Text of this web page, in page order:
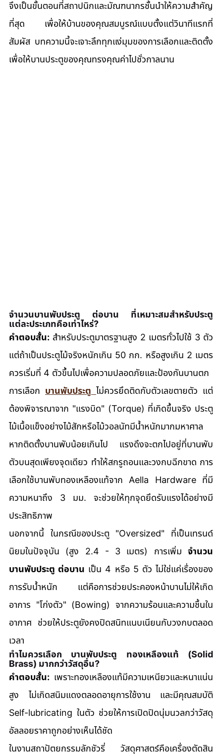
จึงเป็นขั้นตอนที่สถาปนิกและมัณฑนากรชั้นนำให้ความสำคัญ
ที่สุด เพื่อให้บ้านของคุณสมบูรณ์แบบตั้งแต่วินาทีแรกที่
สัมผัส บทความนี้จะเจาะลึกทุกแง่มุมของการเลือกและติดตั้ง
เพื่อให้บานประตูของคุณทรงคุณค่าไปชั่วกาลนาน
จำนวนบานพับประตู ต่อบาน ที่เหมาะสมสำหรับประตู
แต่ละประเภทคือเท่าไหร่?
คำตอบสั้น: สำหรับประตูมาตรฐานสูง 2 เมตรทั่วไปใช้ 3 ตัว
แต่ถ้าเป็นประตูไม้จริงหนักเกิน 50 กก. หรือสูงเกิน 2 เมตร
ควรเริ่มที่ 4 ตัวขึ้นไปเพื่อความปลอดภัยและป้องกันบานตก
การเลือก บานพับประตู ไม่ควรยึดติดกับตัวเลขตายตัว แต่
ต้องพิจารณาจาก "แรงบิด" (Torque) ที่เกิดขึ้นจริง ประตู
ไม้เนื้อแข็งอย่างไม้สักหรือไม้วอลนัทมีน้ำหนักมากมหาศาล
หากติดตั้งบานพับน้อยเกินไป แรงดึงจะตกไปอยู่ที่บานพับ
ตัวบนสุดเพียงจุดเดียว ทำให้สกรูถอนและวงกบฉีกขาด การ
เลือกใช้บานพับทองเหลืองแท้จาก Aella Hardware ที่มี
ความหนาถึง 3 มม. จะช่วยให้ทุกจุดยึดรับแรงได้อย่างมี
ประสิทธิภาพ
นอกจากนี้ ในกรณีของประตู "Oversized" ที่เป็นเทรนด์
นิยมในปัจจุบัน (สูง 2.4 - 3 เมตร) การเพิ่ม จำนวน
บานพับประตู ต่อบาน เป็น 4 หรือ 5 ตัว ไม่ใช่แค่เรื่องของ
การรับน้ำหนัก แต่คือการช่วยประคองหน้าบานไม่ให้เกิด
อาการ "โก่งตัว" (Bowing) จากความร้อนและความชื้นใน
อากาศ ช่วยให้ประตูยังคงปิดสนิทแนบเนียนกับวงกบตลอด
เวลา
ทำไมควรเลือก บานพับประตู ทองเหลืองแท้ (Solid
Brass) มากกว่าวัสดุอื่น?
คำตอบสั้น: เพราะทองเหลืองแท้มีความเหนียวและหนาแน่น
สูง ไม่เกิดสนิมแดงตลอดอายุการใช้งาน และมีคุณสมบัติ
Self-lubricating ในตัว ช่วยให้การเปิดปิดนุ่มนวลกว่าวัสดุ
อัลลอยราคาถูกอย่างเห็นได้ชัด
ในงานสถาปัตยกรรมลักชัวรี่ วัสดุศาสตร์คือเครื่องตัดสิน